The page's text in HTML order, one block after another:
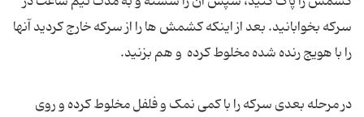
سرکه بخوابانید. بعد از اینکه کشمش ها را از سرکه خارج کردید آنها
را با هویج رنده شده مخلوط کرده و هم بزنید.
در مرحله بعدی سرکه را با کمی نمک و فلفل مخلوط کرده و روی